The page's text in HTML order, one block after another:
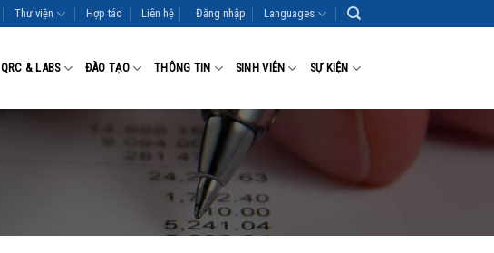
Thư viện Hợp tác Liên hệ Đăng nhập Languages
QRC & LABS ĐÀO TẠO THÔNG TIN SINH VIÊN SỰ KIỆN